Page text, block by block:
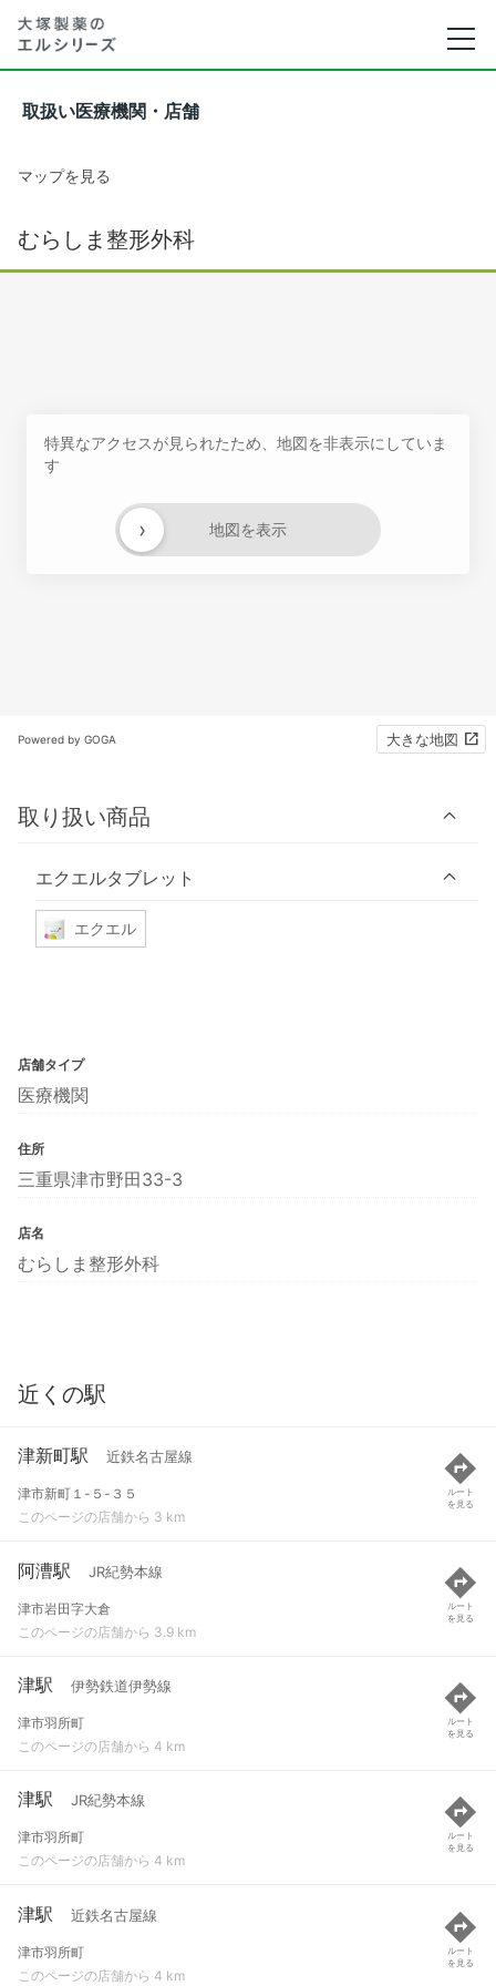
取扱い医療機関・店舗
マップを見る
むらしま整形外科
特異なアクセスが見られたため、地図を非表示にしていま
す
地図を表示
›
Powered by GOGA 大きな地図
取り扱い商品
エクエルタブレット
エクエル
店舗タイプ
医療機関
住所
三重県津市野田33-3
店名
むらしま整形外科
近くの駅
津新町駅 近鉄名古屋線
津市新町１-５-３５
このページの店舗から 3 km
ルート
を見る
阿漕駅 JR紀勢本線
津市岩田字大倉
このページの店舗から 3.9 km
ルート
を見る
津駅 伊勢鉄道伊勢線
津市羽所町
このページの店舗から 4 km
ルート
を見る
津駅 JR紀勢本線
津市羽所町
このページの店舗から 4 km
ルート
を見る
津駅 近鉄名古屋線
津市羽所町
このページの店舗から 4 km
ルート
を見る